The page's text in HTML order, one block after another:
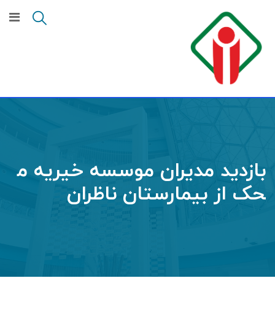
content
بازدید مدیران موسسه خیریه م
حک از بیمارستان ناظران